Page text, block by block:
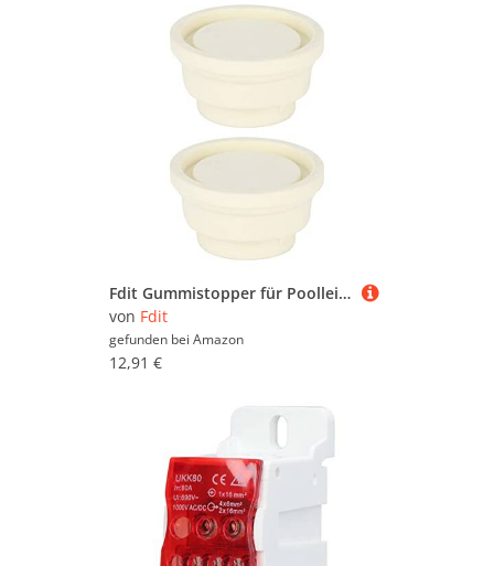
Fdit Gummistopper für PoolleiternSchwimmleiter Gummi EndkappenSpool Leiter Bumper Caps 2Pcs Swimming Pool Leiter Rubber Plug Ladder Safety Bumper Swimming Pool Zubehör
von Fdit
gefunden bei Amazon
12,91 €